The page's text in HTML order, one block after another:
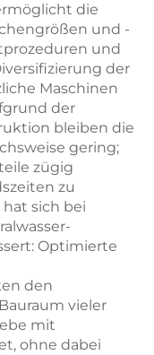
die
und -
und
der
Maschinen
der
bleiben die
gering;
zügig
zu
sich bei
Optimierte
den
vieler
mit
ohne dabei